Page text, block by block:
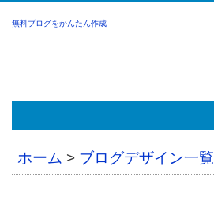
無料ブログをかんたん作成
ホーム > ブログデザイン一覧